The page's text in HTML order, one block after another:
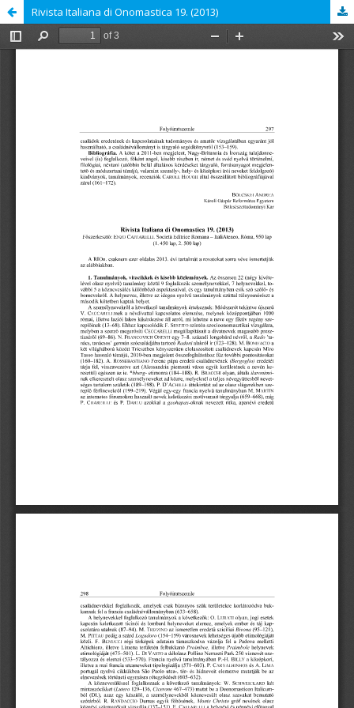
Rivista Italiana di Onomastica 19. (2013)